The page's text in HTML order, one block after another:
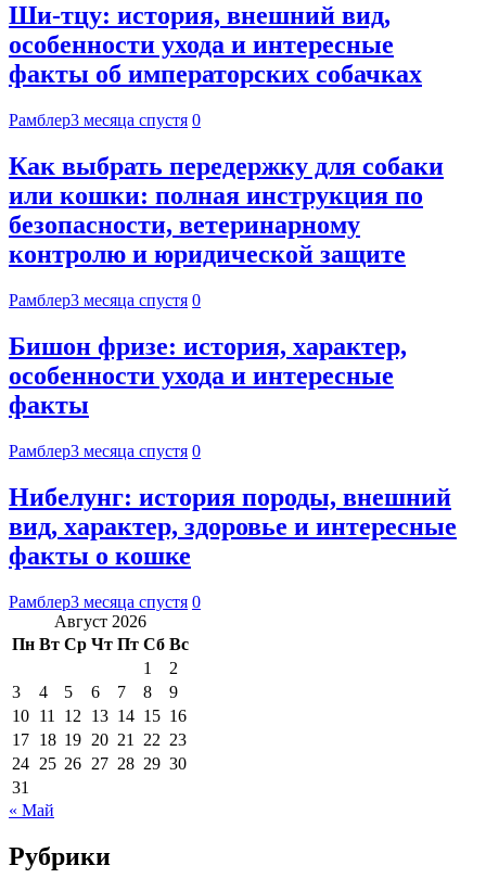
Ши-тцу: история, внешний вид,
особенности ухода и интересные
факты об императорских собачках
Рамблер3 месяца спустя 0
Как выбрать передержку для собаки
или кошки: полная инструкция по
безопасности, ветеринарному
контролю и юридической защите
Рамблер3 месяца спустя 0
Бишон фризе: история, характер,
особенности ухода и интересные
факты
Рамблер3 месяца спустя 0
Нибелунг: история породы, внешний
вид, характер, здоровье и интересные
факты о кошке
Рамблер3 месяца спустя 0
Август 2026
Пн Вт Ср Чт Пт Сб Вс
1
2
3
4 5 6 7 8
9
10 11 12 13 14 15 16
17 18 19 20 21 22 23
24 25 26 27 28 29 30
31
« Май
Рубрики